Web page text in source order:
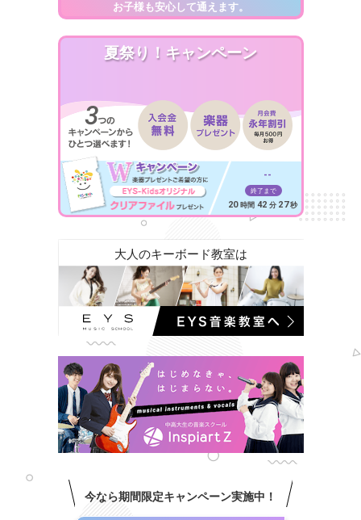
お子様も安心して通えます。
夏祭り！キャンペーン
--
終了まで
20 時間 42 分 25 秒
大人のキーボード教室は
今なら期間限定キャンペーン実施中！